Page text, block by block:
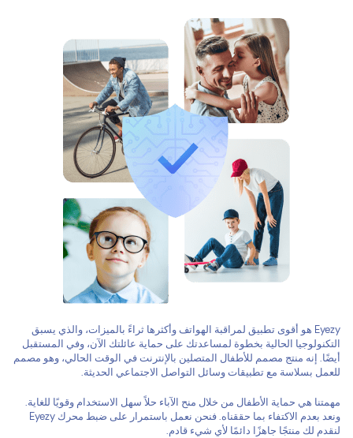
Eyezy هو أقوى تطبيق لمراقبة الهواتف وأكثرها ثراءً بالميزات، والذي يسبق
التكنولوجيا الحالية بخطوة لمساعدتك على حماية عائلتك الآن، وفي المستقبل
أيضًا. إنه منتج مصمم للأطفال المتصلين بالإنترنت في الوقت الحالي، وهو مصمم
للعمل بسلاسة مع تطبيقات وسائل التواصل الاجتماعي الحديثة.
مهمتنا هي حماية الأطفال من خلال منح الآباء حلاً سهل الاستخدام وقويًا للغاية.
ونعد بعدم الاكتفاء بما حققناه. فنحن نعمل باستمرار على ضبط محرك Eyezy
لنقدم لك منتجًا جاهزًا دائمًا لأي شيء قادم.